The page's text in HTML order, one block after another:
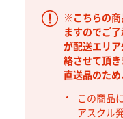
※こちらの商
ますのでご
が配送エリア
絡させて頂き
直送品のため
この商品
アスクル